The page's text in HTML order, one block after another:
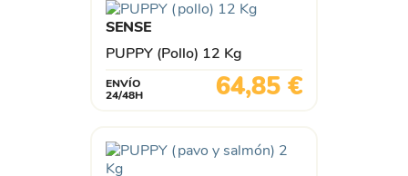
SENSE
PUPPY (pollo) 12 Kg
ENVÍO
24/48H
Precio
64,85 €